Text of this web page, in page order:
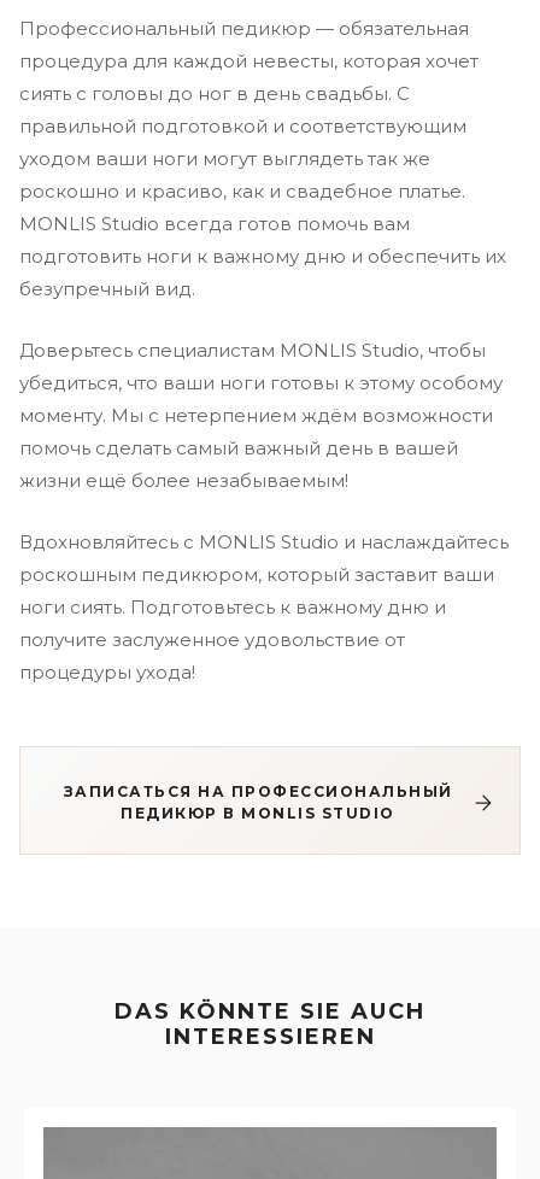
Профессиональный педикюр — обязательная
процедура для каждой невесты, которая хочет
сиять с головы до ног в день свадьбы. С
правильной подготовкой и соответствующим
уходом ваши ноги могут выглядеть так же
роскошно и красиво, как и свадебное платье.
MONLIS Studio всегда готов помочь вам
подготовить ноги к важному дню и обеспечить их
безупречный вид.
Доверьтесь специалистам MONLIS Studio, чтобы
убедиться, что ваши ноги готовы к этому особому
моменту. Мы с нетерпением ждём возможности
помочь сделать самый важный день в вашей
жизни ещё более незабываемым!
Вдохновляйтесь с MONLIS Studio и наслаждайтесь
роскошным педикюром, который заставит ваши
ноги сиять. Подготовьтесь к важному дню и
получите заслуженное удовольствие от
процедуры ухода!
ЗАПИСАТЬСЯ НА ПРОФЕССИОНАЛЬНЫЙ
ПЕДИКЮР В MONLIS STUDIO
DAS KÖNNTE SIE AUCH
INTERESSIEREN